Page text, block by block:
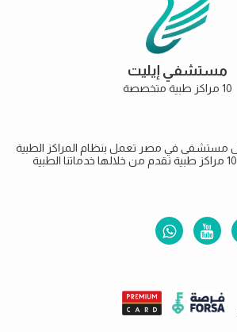
مستشفي إيليت
10 مراكز طبية متخصصة
في مصر تعمل بنظام المراكز الطبية
المتخصصة، حيث نمتلك 10 مراكز طبية نقدم من خلالها خدماتنا الطبية